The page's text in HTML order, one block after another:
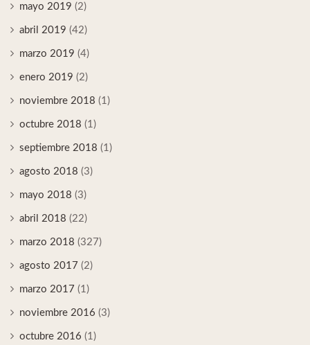
mayo 2019 (2)
abril 2019 (42)
marzo 2019 (4)
enero 2019 (2)
noviembre 2018 (1)
octubre 2018 (1)
septiembre 2018 (1)
agosto 2018 (3)
mayo 2018 (3)
abril 2018 (22)
marzo 2018 (327)
agosto 2017 (2)
marzo 2017 (1)
noviembre 2016 (3)
octubre 2016 (1)